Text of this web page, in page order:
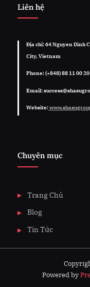
Liên hệ
Địa chỉ: 64 Nguyen Dinh
City, Vietnam
Phone: (+848) 88 11 00 20
Email:
Website:
Chuyên mục
Trang Chủ
Blog
Tin Tức
Powered by